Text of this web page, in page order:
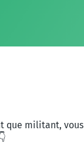
militant,